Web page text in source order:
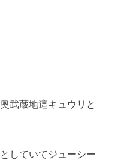
武蔵地這キュウリと
していてジューシー